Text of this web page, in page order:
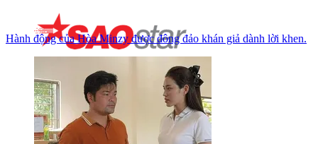
Hành động của Hòa Minzy được đông đảo khán giả dành lời khen.